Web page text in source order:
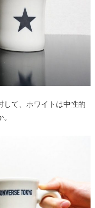
して、ホワイトは中性的